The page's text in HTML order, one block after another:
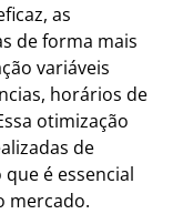
as
de forma mais
variáveis
horários de
otimização
de
é essencial
mercado.